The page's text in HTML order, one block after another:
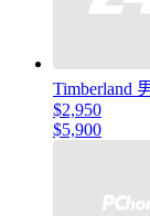
Timberland
$2,950
$5,900